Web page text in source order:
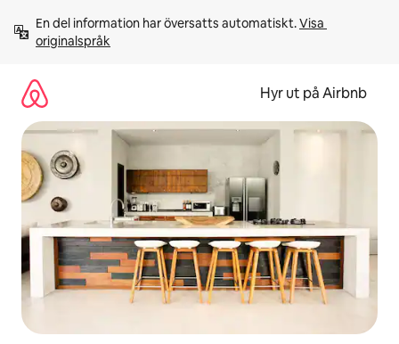
innehåll
En del information har översatts automatiskt. Visa
originalspråk
Hyr ut på Airbnb